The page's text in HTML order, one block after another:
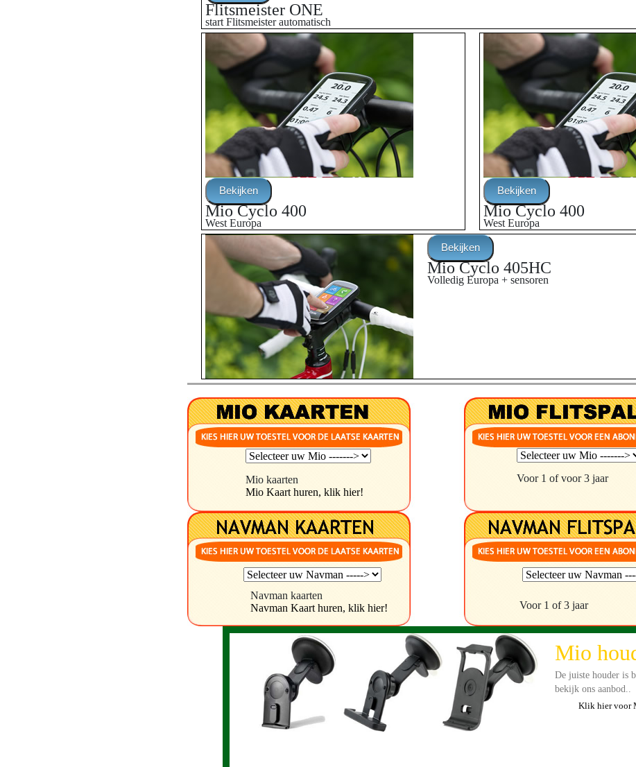
Flitsmeister ONE
start Flitsmeister automatisch
Mio Cyclo 400
West Europa
Mio Cyclo 400
West Europa
Mio Cyclo 405HC
Volledig Europa + sensoren
Navman kaarten
Navman Kaart huren, klik hier!
Voor 1 of 3 jaar
Mio kaarten
Mio Kaart huren, klik hier!
Voor 1 of voor 3 jaar
Like
Bekijk op Facebook
nieuwtjes. U kunt er
stellen.